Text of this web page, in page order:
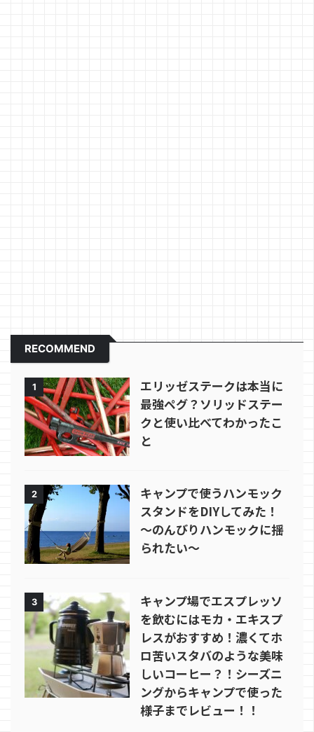
RECOMMEND
1
エリッゼステークは本当に
最強ペグ？ソリッドステー
クと使い比べてわかったこ
と
2
キャンプで使うハンモック
スタンドをDIYしてみた！
～のんびりハンモックに揺
られたい～
3
キャンプ場でエスプレッソ
を飲むにはモカ・エキスプ
レスがおすすめ！濃くてホ
ロ苦いスタバのような美味
しいコーヒー？！シーズニ
ングからキャンプで使った
様子までレビュー！！